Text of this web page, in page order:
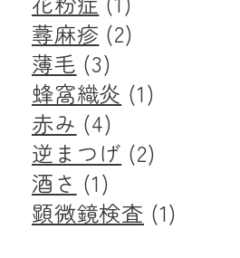
蕁麻疹 (2)
薄毛 (3)
蜂窩織炎 (1)
赤み (4)
逆まつげ (2)
酒さ (1)
顕微鏡検査 (1)